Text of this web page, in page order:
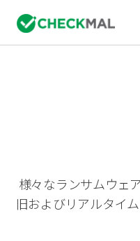
様々なランサムウェ
旧およびリアルタイ